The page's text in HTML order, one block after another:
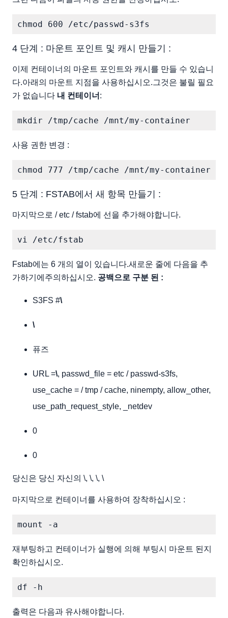
4 단계 : 마운트 포인트 및 캐시 만들기 :
이제 컨테이너의 마운트 포인트와 캐시를 만들 수 있습니
다.아래의 마운트 지점을 사용하십시오.그것은 불릴 필요
가 없습니다 내 컨테이너 :
사용 권한 변경 :
5 단계 : FSTAB에서 새 항목 만들기 :
마지막으로 / etc / fstab에 선을 추가해야합니다.
Fstab에는 6 개의 열이 있습니다.새로운 줄에 다음을 추
가하기에주의하십시오. 공백으로 구분 된 :
S3FS #\
\
퓨즈
URL =\, passwd_file = etc / passwd-s3fs,
use_cache = / tmp / cache, ninempty, allow_other,
use_path_request_style, _netdev
0
0
당신은 당신 자신의 \, \, \, \
마지막으로 컨테이너를 사용하여 장착하십시오 :
재부팅하고 컨테이너가 실행에 의해 부팅시 마운트 된지
확인하십시오.
출력은 다음과 유사해야합니다.